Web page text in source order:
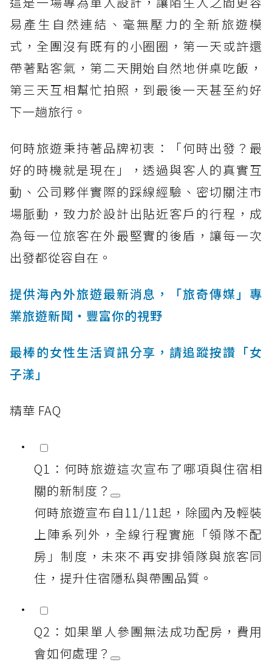
易產生自然連結、毫無壓力的全新旅遊模
式，全團沒有既有的小圈圈，第一天或許還
帶著點客氣，第二天開始自然地併桌吃飯，
第三天互相幫忙拍照，到最後一天甚至約好
下一趟旅行。
何時旅遊秉持著品牌初衷：「何時出發？最
好的時機就是現在」，透過與客人的真實互
動、公司夥伴實際的踩線經驗、密切關注市
場脈動，致力於設計出貼近客戶的行程，成
為每一位旅客在外最堅實的後盾，讓每一次
出發都從容自在。
提供海內外旅遊最新消息，「旅奇傳媒」專
業旅遊新聞‧豐富你的視野
最棒的女性生活資訊分享，請追蹤按讚「女
子漾」
精華 FAQ
Q1：何時旅遊這次宣布了哪項與住宿相
關的新制度？
何時旅遊宣布自11/11起，除國內及輕裝
上陣系列外，全線行程實施「領隊不配
房」制度，未來不再安排領隊與旅客同
住，提升住宿隱私與帶團品質。
Q2：如果單人參團無法成功配房，費用
會如何處理？